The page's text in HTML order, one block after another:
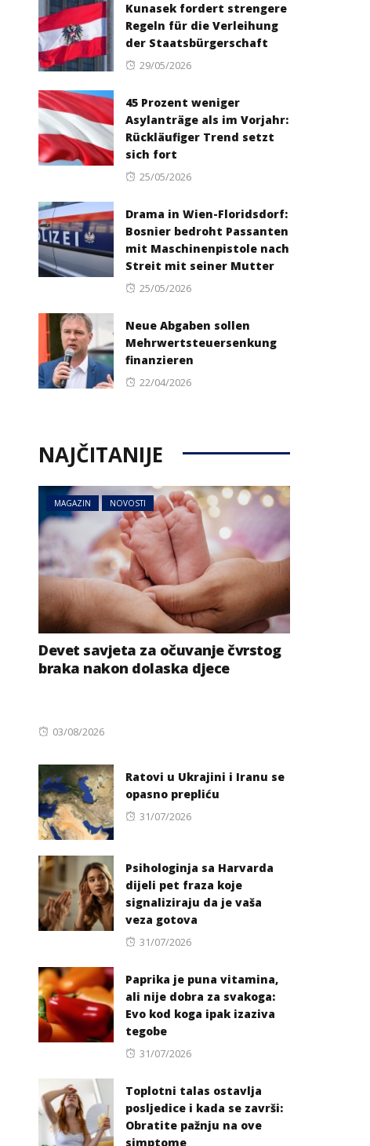
Kunasek fordert strengere
Regeln für die Verleihung
der Staatsbürgerschaft
Posted
29/05/2026
45 Prozent weniger
Asylanträge als im Vorjahr:
Rückläufiger Trend setzt
sich fort
Posted
25/05/2026
Drama in Wien-Floridsdorf:
Bosnier bedroht Passanten
mit Maschinenpistole nach
Streit mit seiner Mutter
Posted
25/05/2026
Neue Abgaben sollen
Mehrwertsteuersenkung
finanzieren
Posted
22/04/2026
NAJČITANIJE
MAGAZIN NOVOSTI
Devet savjeta za očuvanje čvrstog
braka nakon dolaska djece
Posted
03/08/2026
Ratovi u Ukrajini i Iranu se
opasno prepliću
Posted
31/07/2026
Psihologinja sa Harvarda
dijeli pet fraza koje
signaliziraju da je vaša
veza gotova
Posted
31/07/2026
Paprika je puna vitamina,
ali nije dobra za svakoga:
Evo kod koga ipak izaziva
tegobe
Posted
31/07/2026
Toplotni talas ostavlja
posljedice i kada se završi:
Obratite pažnju na ove
simptome